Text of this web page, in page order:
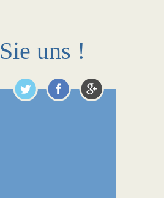
uns !